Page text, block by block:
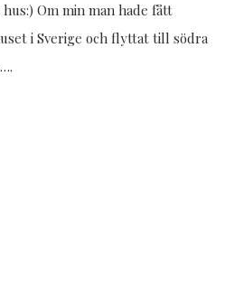
Om min man hade fått
i Sverige och flyttat till södra